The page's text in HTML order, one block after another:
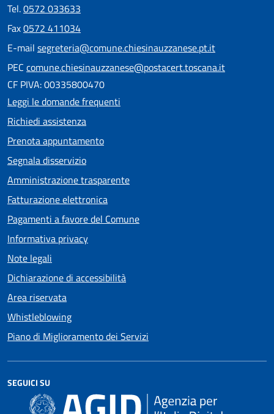
Tel.0572 033633
Fax0572 411034
E-mail segreteria@comune.chiesinauzzanese.pt.it
PEC comune.chiesinauzzanese@postacert.toscana.it
CF PIVA: 00335800470
Leggi le domande frequenti
Richiedi assistenza
Prenota appuntamento
Segnala disservizio
Amministrazione trasparente
Fatturazione elettronica
Pagamenti a favore del Comune
Informativa privacy
Note legali
Dichiarazione di accessibilità
Area riservata
Whistleblowing
Piano di Miglioramento dei Servizi
SEGUICI SU